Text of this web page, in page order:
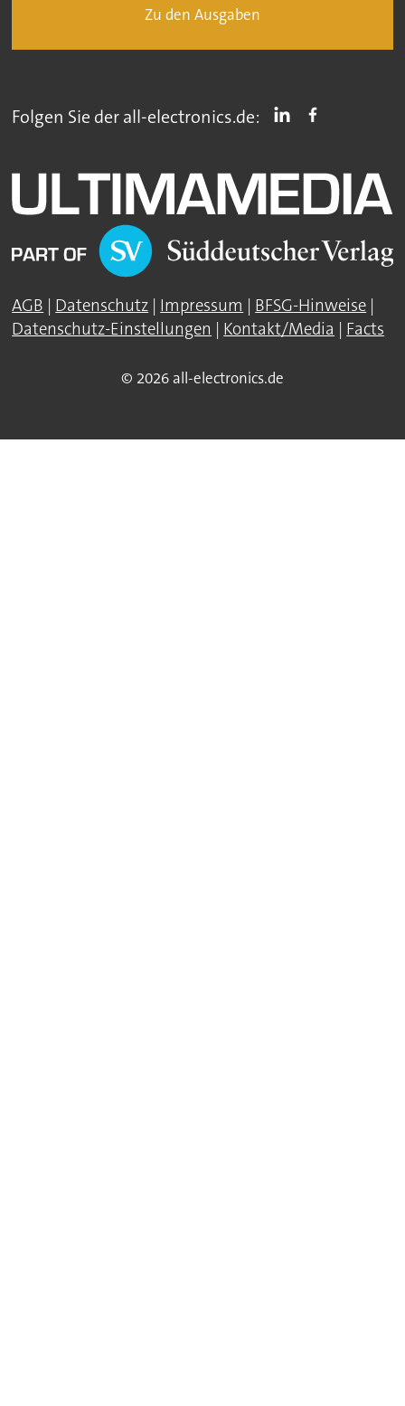
Zu den Ausgaben
Folgen Sie der all-electronics.de:
AGB | Datenschutz | Impressum | BFSG-Hinweise |
Datenschutz-Einstellungen | Kontakt/Media | Facts
© 2026 all-electronics.de